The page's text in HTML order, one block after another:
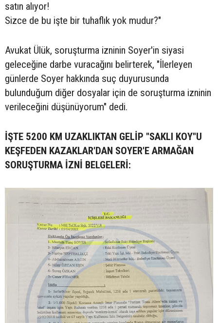
satın alıyor!
Sizce de bu işte bir tuhaflık yok mudur?"
Avukat Ülük, soruşturma izninin Soyer'in siyasi
geleceğine darbe vuracağını belirterek, "İlerleyen
günlerde Soyer hakkında suç duyurusunda
bulunduğum diğer dosyalar için de soruşturma izninin
verileceğini düşünüyorum" dedi.
İŞTE 5200 KM UZAKLIKTAN GELİP "SAKLI KOY"U
KEŞFEDEN KAZAKLAR'DAN SOYER'E ARMAĞAN
SORUŞTURMA İZNİ BELGELERİ: